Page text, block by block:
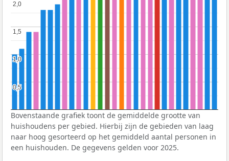
0,5
0,5
1,0
1,0
1,5
1,5
2,0
2,0
Bovenstaande grafiek toont de gemiddelde grootte van
huishoudens per gebied. Hierbij zijn de gebieden van laag
naar hoog gesorteerd op het gemiddeld aantal personen in
een huishouden. De gegevens gelden voor 2025.